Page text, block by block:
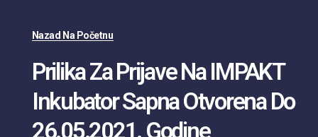
Nazad Na Početnu
Prilika Za Prijave Na IMPAKT
Inkubator Sapna Otvorena Do
26.05.2021. Godine